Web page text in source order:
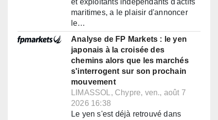
et exploitants indépendants d'actifs
maritimes, a le plaisir d'annoncer
le…
Analyse de FP Markets : le yen
japonais à la croisée des
chemins alors que les marchés
s'interrogent sur son prochain
mouvement
LIMASSOL, Chypre, ven., août 7
2026 16:38
Le yen s'est déjà retrouvé dans